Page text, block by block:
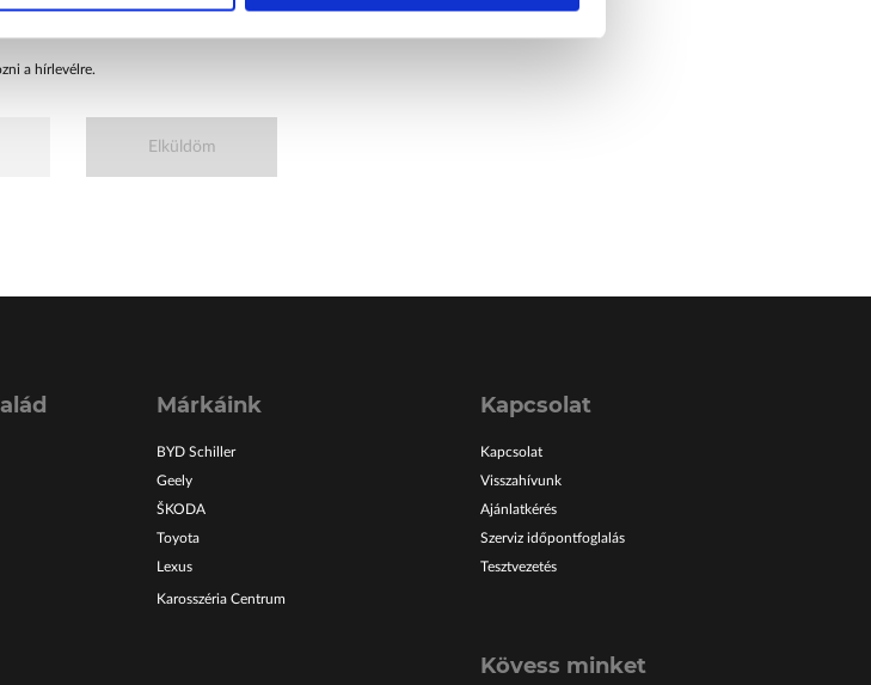
a hírlevélre.
Elküldöm
Márkáink
BYD Schiller
Geely
ŠKODA
Toyota
Lexus
Karosszéria Centrum
Kapcsolat
Kapcsolat
Visszahívunk
Ajánlatkérés
Szerviz időpontfoglalás
Tesztvezetés
Kövess minket